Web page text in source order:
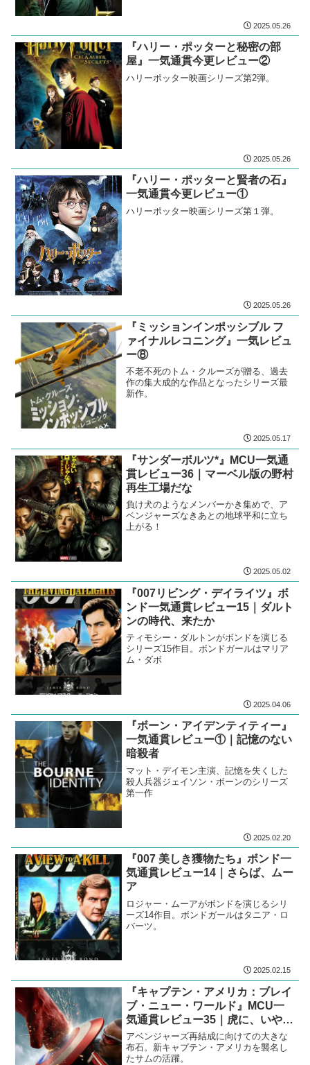
2025.05.26
『ハリー・ポッターと秘密の部
屋』一気通貫今更レビュー②
ハリーポッター映画シリーズ第2弾。
2025.05.26
『ハリー・ポッターと賢者の石』
一気通貫今更レビュー①
ハリーポッター映画シリーズ第１弾。
2025.05.26
『ミッションインポッシブル フ
ァイナルレコニング』一気レビュ
ー⑧
不老不死のトム・クルーズが贈る、過去
作の集大成的な作品となったシリーズ最
新作。
2025.05.17
『サンダーボルツ*』MCU一気通
貫レビュー36｜マーベル版の野村
再生工場だな
負け犬のようなメンバーかき集めで、ア
ベンジャーズなきあとの地球平和に立ち
上がる！
2025.05.02
『007リビング・デイライツ』ボ
ンド一気通貫レビュー15｜ダルト
ンの時代、来たか
ティモシー・ダルトンがボンドを演じる
シリーズ15作目。ボンドガールはマリア
ム・ダボ
2025.04.06
『ボーン・アイデンティティー』
一気通貫レビュー①｜記憶のない
暗殺者
マット・デイモン主演、記憶を失くした
殺人兵器ジェイソン・ボーンのシリーズ
第一作
2025.02.20
『007 美しき獲物たち』ボンド一
気通貫レビュー14｜さらば、ムー
ア
ロジャー・ムーアがボンドを演じるシリ
ーズ14作目。ボンドガールはタニア・ロ
バーツ。
2025.02.15
『キャプテン・アメリカ：ブレイ
ブ・ニュー・ワールド』MCU一
気通貫レビュー35｜虎に、いや、
盾に翼
アベンジャーズ再結成に向けての大きな
布石。新キャプテン・アメリカを襲名し
たサムの活躍。